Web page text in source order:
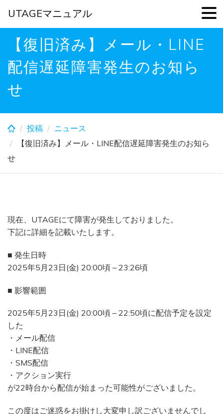
Skip
main
content
【復旧済み】メール・LINE
配信遅延障害発生のお知ら
せ
投稿
ニュース
【復旧済み】メール・LINE配信遅延障害発生のお知ら
せ
現在、UTAGEにて障害が発生しておりました。
下記に詳細を記載いたします。
■ 発生日時
2025年5月23日(金) 20:00頃 – 23:26頃
■ 影響範囲
2025年5月23日(金) 20:00頃 – 22:50頃に配信予定を設定
した
・メール配信
・LINE配信
・SMS配信
・アクション実行
が22時台から配信が始まった可能性がございました。
この度はご迷惑をお掛けし大変申し訳ございませんでし
UTAGEマニュアル